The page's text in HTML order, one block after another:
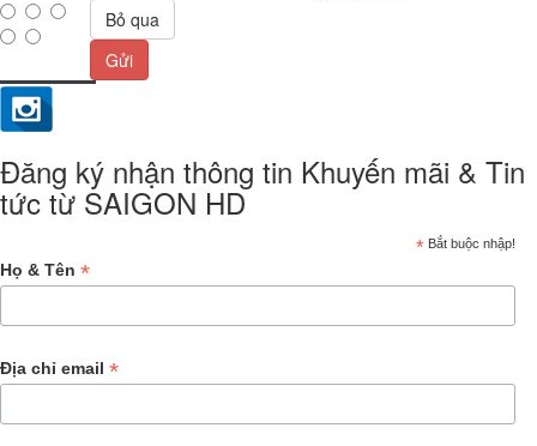
Bỏ qua
Gửi
Đăng ký nhận thông tin Khuyến mãi & Tin
tức từ SAIGON HD
* Bắt buộc nhập!
Họ & Tên *
Địa chỉ email *